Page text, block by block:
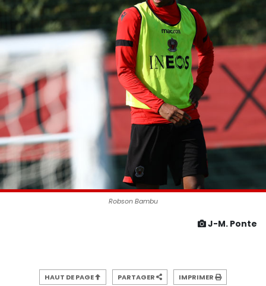
Robson Bambu
J-M. Ponte
HAUT DE PAGE PARTAGER IMPRIMER